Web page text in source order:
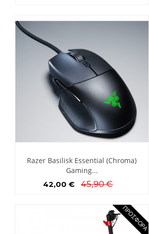
Razer Basilisk Essential (Chroma)
Gaming...
42,00 €
45,90 €
ΠΡΟΣΦΟΡΆ